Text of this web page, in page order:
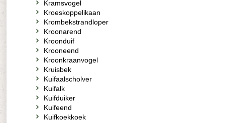
Kramsvogel
Kroeskoppelikaan
Krombekstrandloper
Kroonarend
Kroonduif
Krooneend
Kroonkraanvogel
Kruisbek
Kuifaalscholver
Kuifalk
Kuifduiker
Kuifeend
Kuifkoekkoek